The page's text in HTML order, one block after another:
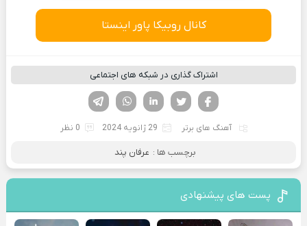
کانال روبیکا پاور اینستا
اشتراک گذاری در شبکه های اجتماعی
لینکدین تویتر
فیسوک
آهنگ های برتر 29 ژانویه 2024 0 نظر
برچسب ها : عرفان پند
پست های پیشنهادی